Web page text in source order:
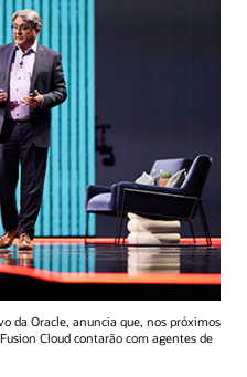
da Oracle, anuncia que, nos próximos
Cloud contarão com agentes de